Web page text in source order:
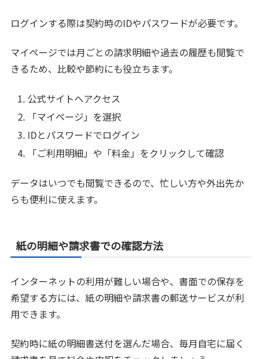
ログインする際は契約時のIDやパスワードが必要です。
マイページでは月ごとの請求明細や過去の履歴も閲覧で
きるため、比較や節約にも役立ちます。
公式サイトへアクセス
「マイページ」を選択
IDとパスワードでログイン
「ご利用明細」や「料金」をクリックして確認
データはいつでも閲覧できるので、忙しい方や外出先か
らも便利に使えます。
紙の明細や請求書での確認方法
インターネットの利用が難しい場合や、書面での保存を
希望する方には、紙の明細や請求書の郵送サービスが利
用できます。
契約時に紙の明細書送付を選んだ場合、毎月自宅に届く